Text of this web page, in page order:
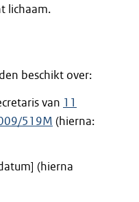
lichaam.
beschikt over:
van 11
519M (hierna:
(hierna